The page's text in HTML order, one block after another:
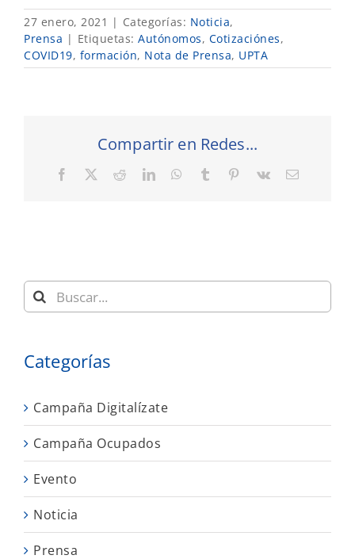
27 enero, 2021 | Categorías: Noticia,
Prensa | Etiquetas: Autónomos, Cotizaciónes,
COVID19, formación, Nota de Prensa, UPTA
Compartir en Redes...
Facebook RedditLinkedInWhatsApp
Tumblr Pinterest
Vk
Correo
Buscar:
Categorías
Campaña Digitalízate
Campaña Ocupados
Evento
Noticia
Prensa